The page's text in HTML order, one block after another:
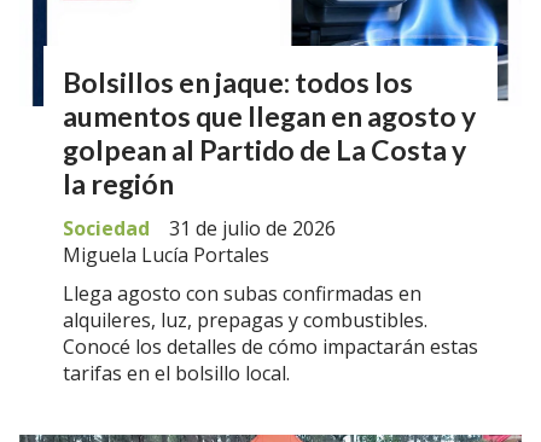
Bolsillos en jaque: todos los
aumentos que llegan en agosto y
golpean al Partido de La Costa y
la región
Miguela Lucía Portales
Sociedad 31 de julio de 2026
Llega agosto con subas confirmadas en
alquileres, luz, prepagas y combustibles.
Conocé los detalles de cómo impactarán estas
tarifas en el bolsillo local.